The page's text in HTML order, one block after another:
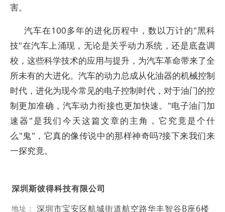
害。
汽车在100多年的进化历程中，数以万计的"黑科
技"在汽车上涌现，无论是关乎动力系统，还是底盘调
校，这些科学技术的应用与提升，为汽车革命带来了全
所未有的大进化。汽车的动力总成从化油器的机械控制
时代，进化为现今常见的电子控制时代，对于油门的控
制更加准确，汽车动力衔接也更加快速。"电子油门加
速器"是我们今天这篇文章的主角，它究竟是个什
么"鬼"，它真的像传说中的那样神奇吗?接下来我们来
一探究竟。
深圳斯彼得科技有限公司
地址： 深圳市宝安区航城街道航空路华丰智谷B座6楼